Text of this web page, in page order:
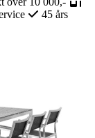
45 års